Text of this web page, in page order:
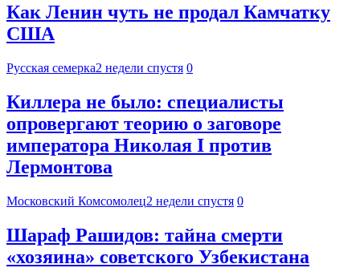
Как Ленин чуть не продал Камчатку
США
Русская семерка2 недели спустя 0
Киллера не было: специалисты
опровергают теорию о заговоре
императора Николая I против
Лермонтова
Московский Комсомолец2 недели спустя 0
Шараф Рашидов: тайна смерти
«хозяина» советского Узбекистана